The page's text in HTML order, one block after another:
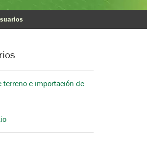
terreno e importación de